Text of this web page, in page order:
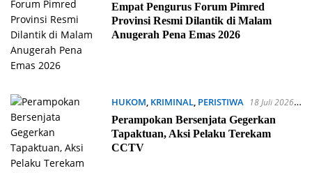
Empat Pengurus Forum Pimred
Provinsi Resmi Dilantik di Malam
Anugerah Pena Emas 2026
HUKOM, KRIMINAL, PERISTIWA
18 Juli 2026
15:48 WIB
Perampokan Bersenjata Gegerkan
Tapaktuan, Aksi Pelaku Terekam
CCTV